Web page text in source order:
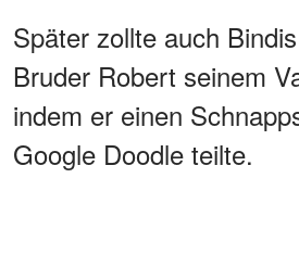
Später zollte auch
Bruder Robert seinem
indem er einen
Google Doodle teilte.